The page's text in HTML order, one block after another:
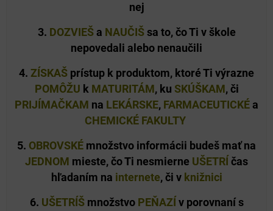
nej
3. DOZVIEŠa NAUČIŠsa to, čo Ti v škole
nepovedali alebo nenaučili
4. ZÍSKAŠ prístup k produktom, ktoréTi výrazne
POMÔŽU k MATURITÁM, ku SKÚŠKAM, či
PRIJÍMAČKAM na LEKÁRSKE, FARMACEUTICKÉa
CHEMICKÉ FAKULTY
5. OBROVSKÉ množstvo informácii budeš mať na
JEDNOM mieste, čo Ti nesmierne UŠETRÍ čas
hľadaním na internete, či v knižnici
6. UŠETRÍŠ množstvoPEŇAZÍ v porovnaní s